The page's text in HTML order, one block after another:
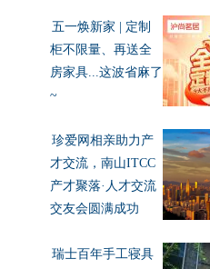
五一焕新家 | 定制
柜不限量、再送全
房家具...这波省麻了
~
珍爱网相亲助力产
才交流，南山ITCC
产才聚落·人才交流
交友会圆满成功
瑞士百年手工寝具